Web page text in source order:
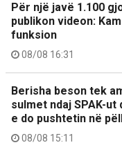
Për një javë 1.100
publikon videon:
funksion
08/08 16:31
Berisha beson tek
sulmet ndaj SPAK-
e do pushtetin në
08/08 15:11